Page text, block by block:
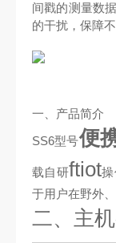
间戳的测量数
的干扰，保障
一、产品简介
SS6型号便
载自研ftiot
于用户在野外
二、主